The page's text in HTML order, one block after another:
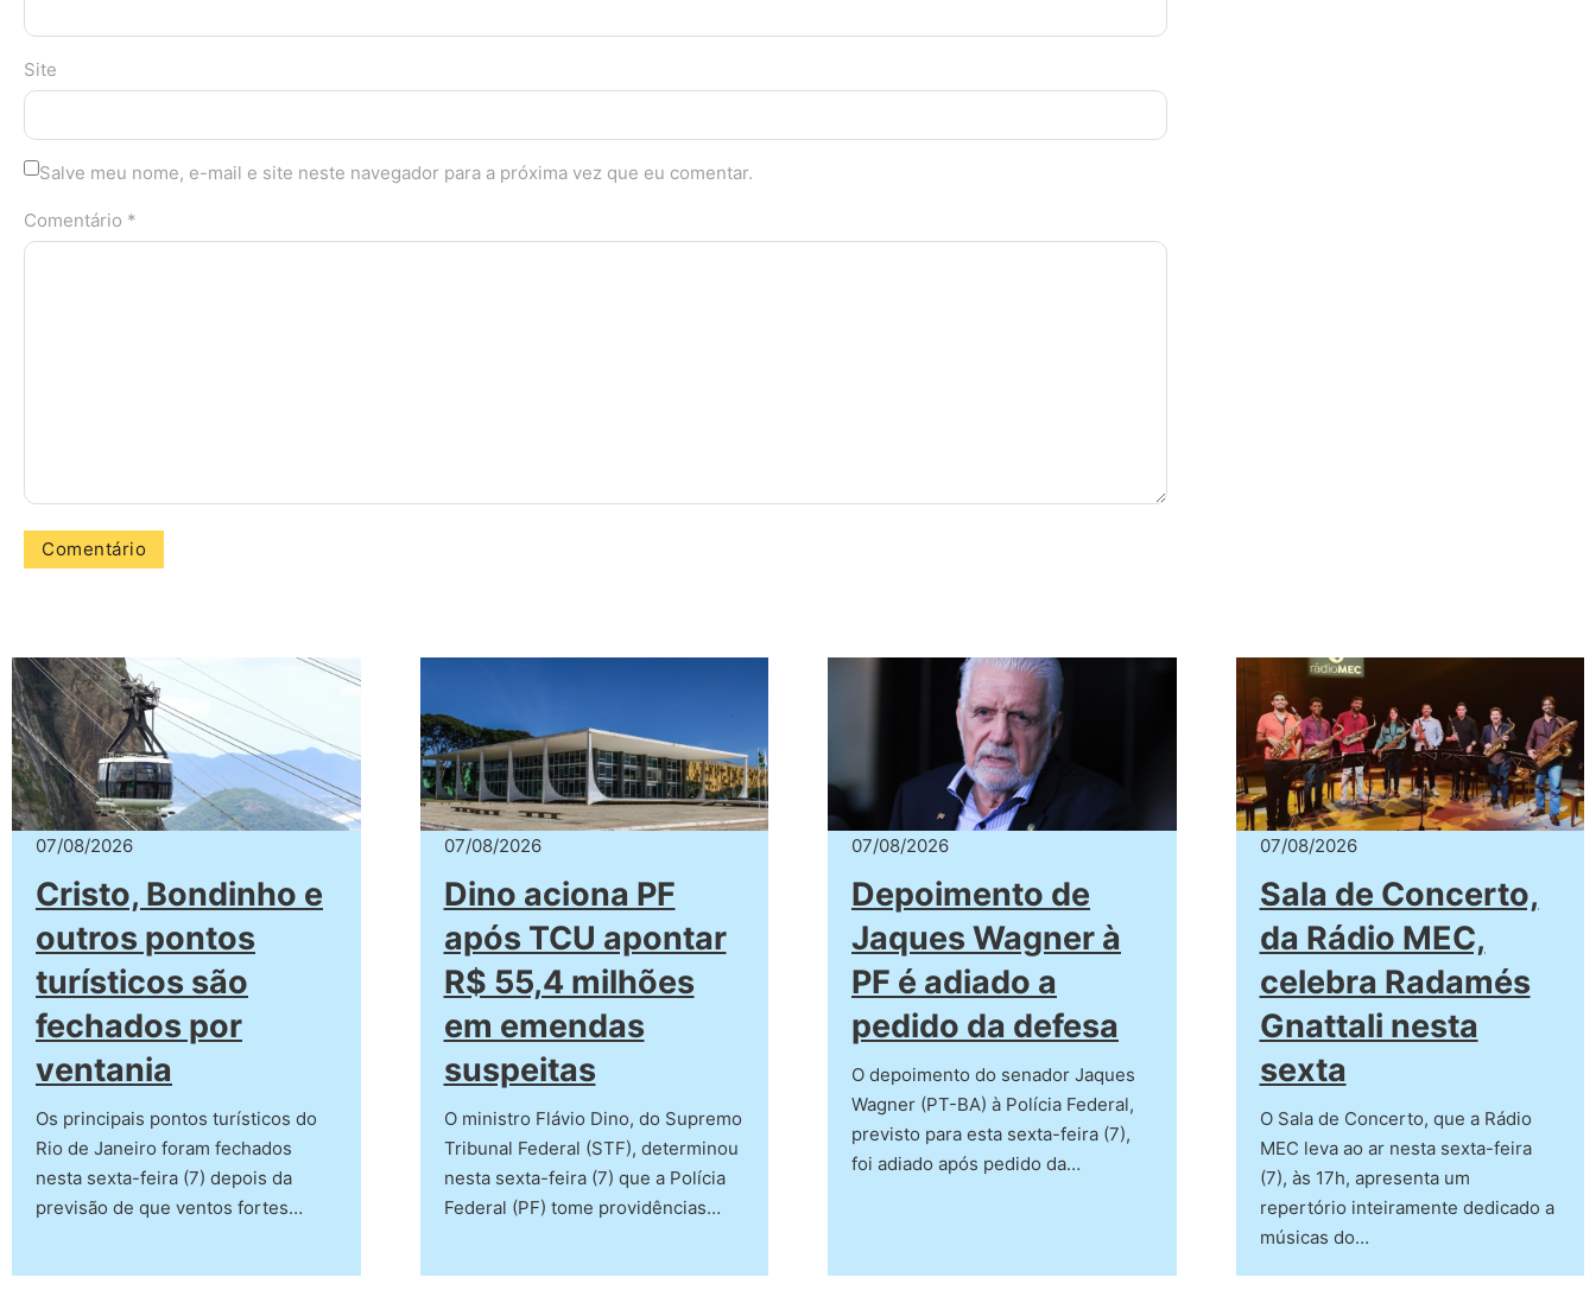
Site
Salve meu nome, e-mail e site neste navegador para a próxima vez que eu comentar.
Comentário *
07/08/2026
Cristo, Bondinho e
outros pontos
turísticos são
fechados por
ventania
Os principais pontos turísticos do
Rio de Janeiro foram fechados
nesta sexta-feira (7) depois da
previsão de que ventos fortes…
07/08/2026
Dino aciona PF
após TCU apontar
R$ 55,4 milhões
em emendas
suspeitas
O ministro Flávio Dino, do Supremo
Tribunal Federal (STF), determinou
nesta sexta-feira (7) que a Polícia
Federal (PF) tome providências…
07/08/2026
Depoimento de
Jaques Wagner à
PF é adiado a
pedido da defesa
O depoimento do senador Jaques
Wagner (PT-BA) à Polícia Federal,
previsto para esta sexta-feira (7),
foi adiado após pedido da…
07/08/2026
Sala de Concerto,
da Rádio MEC,
celebra Radamés
Gnattali nesta
sexta
O Sala de Concerto, que a Rádio
MEC leva ao ar nesta sexta-feira
(7), às 17h, apresenta um
repertório inteiramente dedicado a
músicas do…